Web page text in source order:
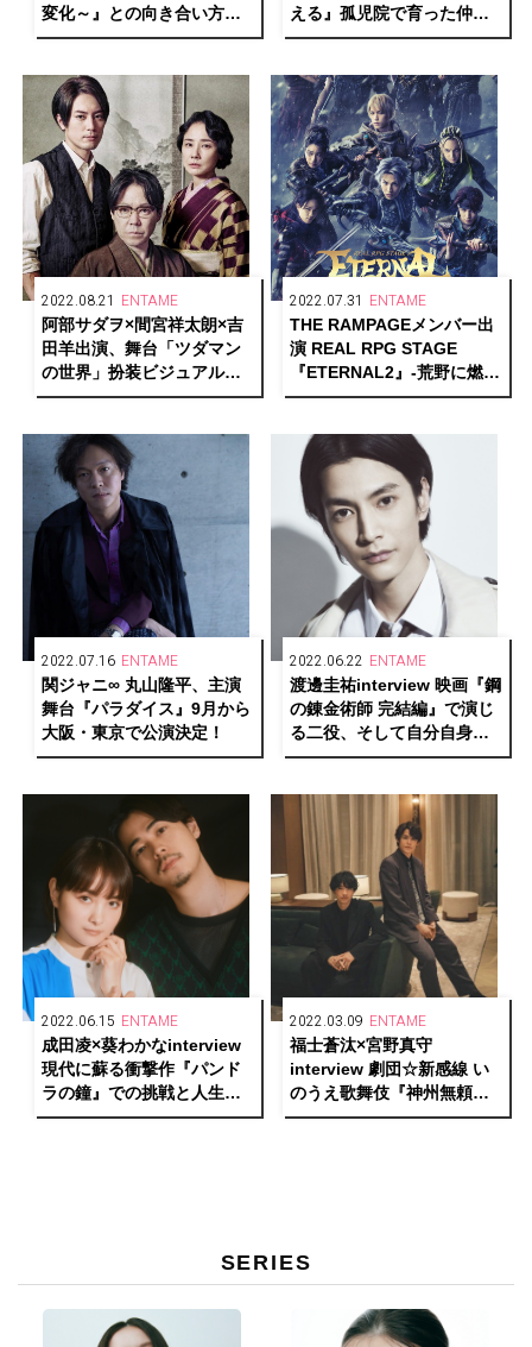
変化～』との向き合い方と
煌めきの根源を語る
える』孤児院で育った仲間
役に大鶴佐助、藤木直人
2022.08.21 ENTAME
阿部サダヲ×間宮祥太朗×吉
田羊出演、舞台「ツダマン
の世界」扮装ビジュアル＆
松尾直筆イラスト公開！
2022.07.31 ENTAME
THE RAMPAGEメンバー出
演 REAL RPG STAGE
『ETERNAL2』-荒野に燃ゆ
る正義- 開幕！
2022.07.16 ENTAME
関ジャニ∞ 丸山隆平、主演
舞台『パラダイス』9月から
大阪・東京で公演決定！
2022.06.22 ENTAME
渡邊圭祐interview 映画『鋼
の錬金術師 完結編』で演じ
る二役、そして自分自身ー
ー人生の根幹に触れること
2022.06.15 ENTAME
成田凌×葵わかなinterview
現代に蘇る衝撃作『パンド
ラの鐘』での挑戦と人生の
変化を語る
2022.03.09 ENTAME
福士蒼汰×宮野真守
interview 劇団☆新感線 い
のうえ歌舞伎『神州無頼
街』で魅せるバディ観に迫
SERIES